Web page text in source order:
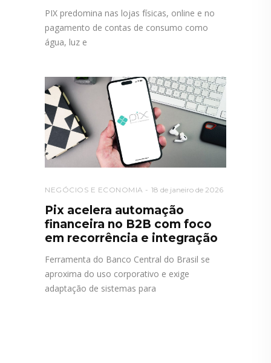
PIX predomina nas lojas físicas, online e no
pagamento de contas de consumo como
água, luz e
NEGÓCIOS E ECONOMIA 18 de janeiro de 2026
Pix acelera automação
financeira no B2B com foco
em recorrência e integração
Ferramenta do Banco Central do Brasil se
aproxima do uso corporativo e exige
adaptação de sistemas para